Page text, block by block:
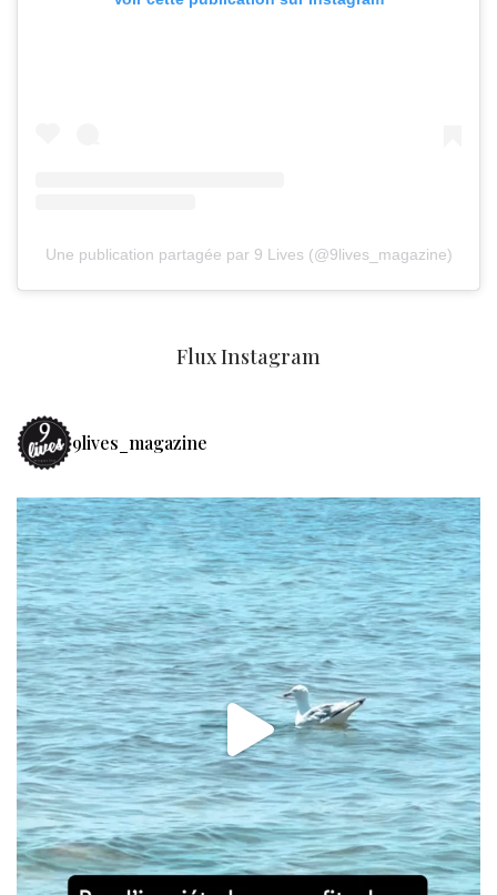
Une publication partagée par 9 Lives (@9lives_magazine)
Flux Instagram
9lives_magazine